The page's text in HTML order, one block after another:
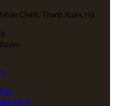
Chính, Thanh Xuân, Hà
hàng